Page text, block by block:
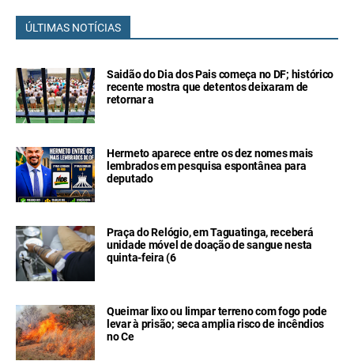
ÚLTIMAS NOTÍCIAS
Saidão do Dia dos Pais começa no DF; histórico
recente mostra que detentos deixaram de
retornar a
Hermeto aparece entre os dez nomes mais
lembrados em pesquisa espontânea para
deputado
Praça do Relógio, em Taguatinga, receberá
unidade móvel de doação de sangue nesta
quinta-feira (6
Queimar lixo ou limpar terreno com fogo pode
levar à prisão; seca amplia risco de incêndios
no Ce